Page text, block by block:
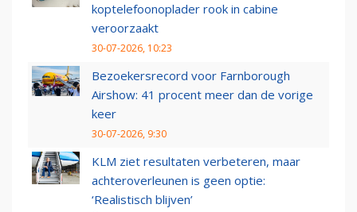
koptelefoonoplader rook in cabine
veroorzaakt
30-07-2026, 10:23
Bezoekersrecord voor Farnborough
Airshow: 41 procent meer dan de vorige
keer
30-07-2026, 9:30
KLM ziet resultaten verbeteren, maar
achteroverleunen is geen optie:
‘Realistisch blijven’